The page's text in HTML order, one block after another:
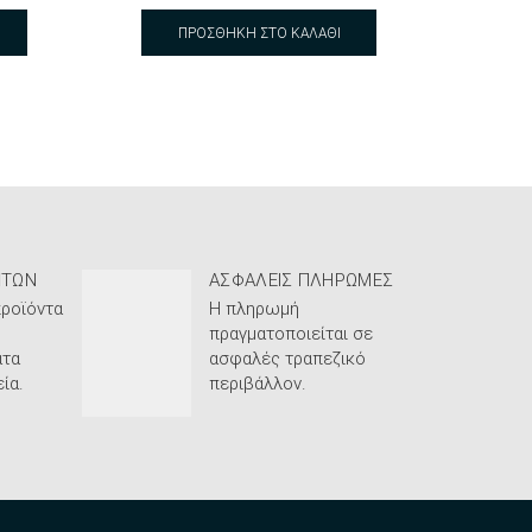
ΠΡΟΣΘΉΚΗ ΣΤΟ ΚΑΛΆΘΙ
ΑΣΦΑΛΕΊΣ ΠΛΗΡΩΜΈΣ
Η πληρωμή
πραγματοποιείται σε
ασφαλές τραπεζικό
περιβάλλον.